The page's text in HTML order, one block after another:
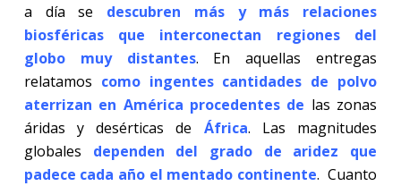
a día se descubren más y más relaciones
biosféricas que interconectan regiones del
globo muy distantes. En aquellas entregas
relatamos como ingentes cantidades de polvo
aterrizan en América procedentes de las zonas
áridas y desérticas de África. Las magnitudes
globales dependen del grado de aridez que
padece cada año el mentado continente. Cuanto